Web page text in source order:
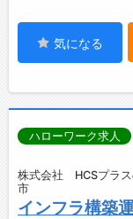
気になる
ハローワーク求人
株式会社 HCSプラス
市
インフラ構築